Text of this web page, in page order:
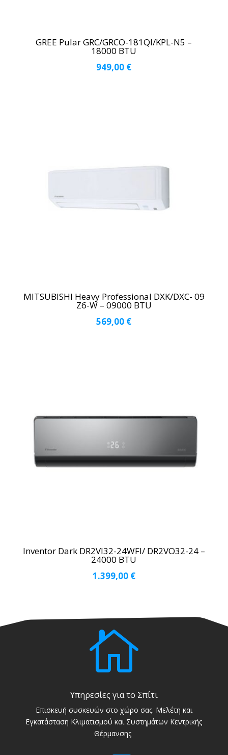
GREE Pular GRC/GRCO-181QI/KPL-N5 –
18000 BTU
949,00 €
MITSUBISHI Heavy Professional DXK/DXC- 09
Z6-W – 09000 BTU
569,00 €
Inventor Dark DR2VI32-24WFI/ DR2VO32-24 –
24000 BTU
1.399,00 €

Υπηρεσίες για το Σπίτι
Επισκευή συσκευών στο χώρο σας. Μελέτη και
Εγκατάσταση Κλιματισμού και Συστημάτων Κεντρικής
Θέρμανσης